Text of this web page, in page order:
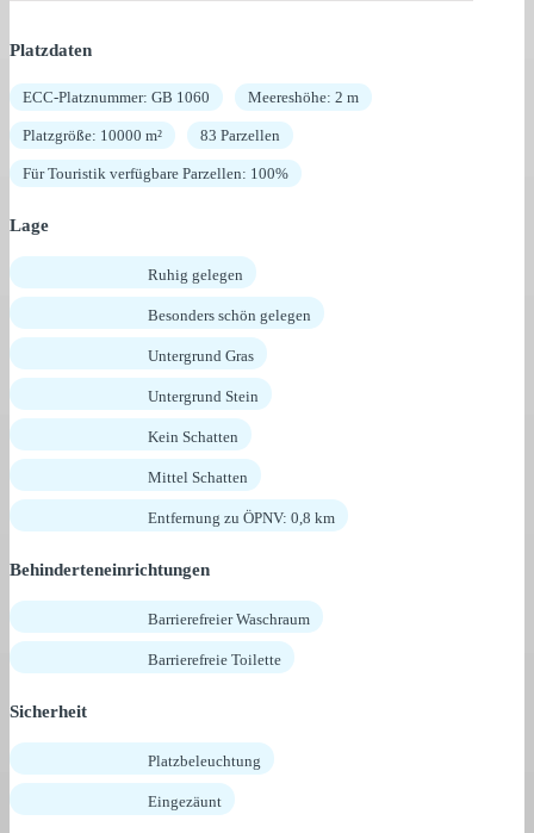
Platzdaten
ECC-Platznummer: GB 1060 Meereshöhe: 2 m
Platzgröße: 10000 m² 83 Parzellen
Für Touristik verfügbare Parzellen: 100%
Lage
Ruhig gelegen
Besonders schön gelegen
Untergrund Gras
Untergrund Stein
Kein Schatten
Mittel Schatten
Entfernung zu ÖPNV: 0,8 km
Behinderteneinrichtungen
Barrierefreier Waschraum
Barrierefreie Toilette
Sicherheit
Platzbeleuchtung
Eingezäunt